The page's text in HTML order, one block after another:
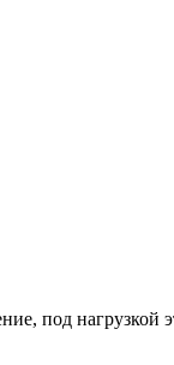
под нагрузкой